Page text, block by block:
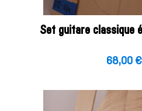
Set guitare classique
68,00 €